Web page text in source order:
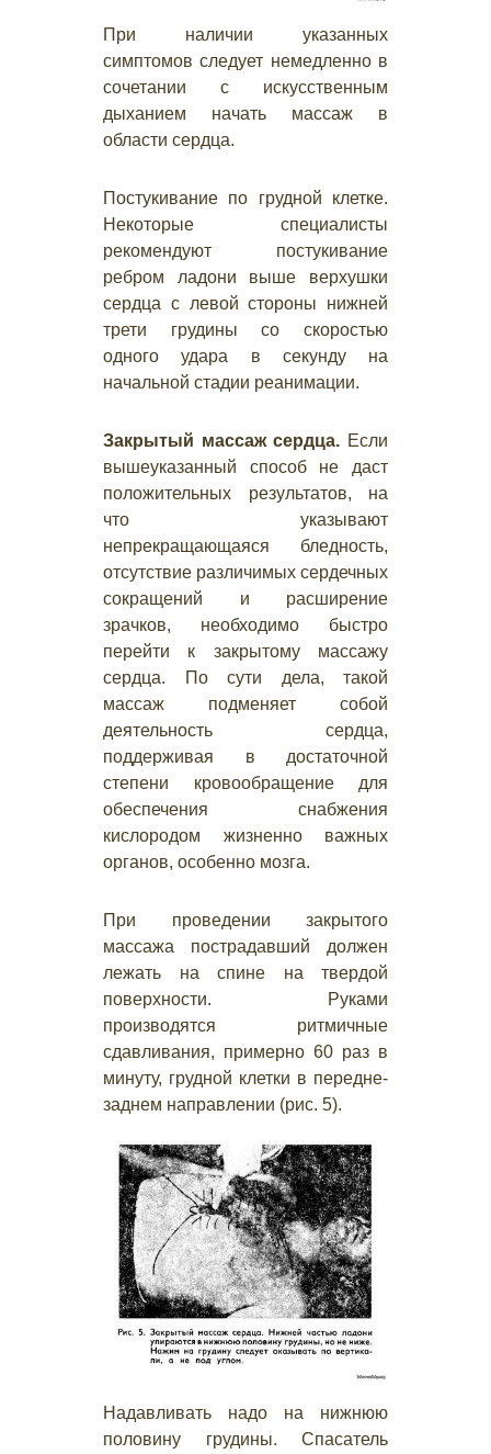
При наличии указанных
симптомов следует немедленно в
сочетании с искусственным
дыханием начать массаж в
области сердца.
Постукивание по грудной клетке.
Некоторые специалисты
рекомендуют постукивание
ребром ладони выше верхушки
сердца с левой стороны нижней
трети грудины со скоростью
одного удара в секунду на
начальной стадии реанимации.
Закрытый массаж сердца. Если
вышеуказанный способ не даст
положительных результатов, на
что указывают
непрекращающаяся бледность,
отсутствие различимых сердечных
сокращений и расширение
зрачков, необходимо быстро
перейти к закрытому массажу
сердца. По сути дела, такой
массаж подменяет собой
деятельность сердца,
поддерживая в достаточной
степени кровообращение для
обеспечения снабжения
кислородом жизненно важных
органов, особенно мозга.
При проведении закрытого
массажа пострадавший должен
лежать на спине на твердой
поверхности. Руками
производятся ритмичные
сдавливания, примерно 60 раз в
минуту, грудной клетки в передне-
заднем направлении (рис. 5).
Надавливать надо на нижнюю
половину грудины. Спасатель